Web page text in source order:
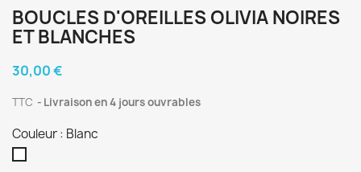
BOUCLES D'OREILLES OLIVIA NOIRES
ET BLANCHES
30,00 €
TTC Livraison en 4 jours ouvrables
Couleur : Blanc